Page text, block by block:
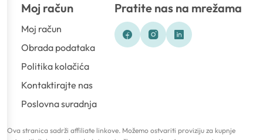
Moj račun
Moj račun
Obrada podataka
Politika kolačića
Kontaktirajte nas
Poslovna suradnja
Pratite nas na mrežama
Ova stranica sadrži affiliate linkove. Možemo ostvariti proviziju za kupnje